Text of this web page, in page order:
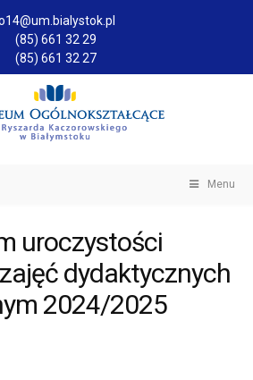
(85) 661 32 29
(85) 661 32 27
Menu
uroczystości
dydaktycznych
2024/2025